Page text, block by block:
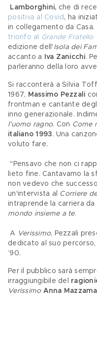
Lamborghini, che di
positiva al Covid , ha
in collegamento da Casa.
trionfo al
Grande Fratello
edizione dell' Isola dei
accanto a
Iva Zanicchi.
parleranno della loro
Si racconterà a Silvia
1967, Massimo Pezzali
frontman e cantante
inno generazionale.
l'uomo ragno. Con Come
italiano 1993. Una
voluto fare.
lieto fine. Cantavamo la
non vedevo che
un'intervista al Corriere
intraprende la carriera
mondo insieme a te.
A Verissimo, Pezzali
dedicato al suo
’90.
Per il pubblico sarà
irraggiungibile del
Verissimo Anna